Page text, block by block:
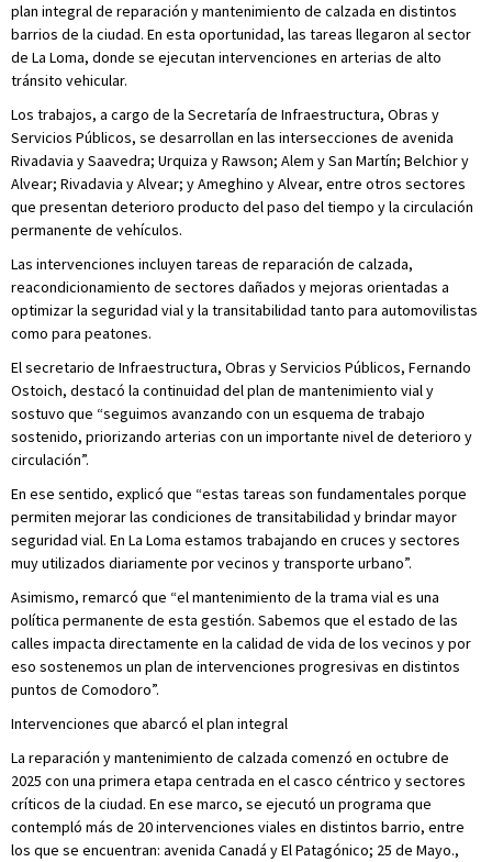
plan integral de reparación y mantenimiento de calzada en distintos
barrios de la ciudad. En esta oportunidad, las tareas llegaron al sector
de La Loma, donde se ejecutan intervenciones en arterias de alto
tránsito vehicular.
Los trabajos, a cargo de la Secretaría de Infraestructura, Obras y
Servicios Públicos, se desarrollan en las intersecciones de avenida
Rivadavia y Saavedra; Urquiza y Rawson; Alem y San Martín; Belchior y
Alvear; Rivadavia y Alvear; y Ameghino y Alvear, entre otros sectores
que presentan deterioro producto del paso del tiempo y la circulación
permanente de vehículos.
Las intervenciones incluyen tareas de reparación de calzada,
reacondicionamiento de sectores dañados y mejoras orientadas a
optimizar la seguridad vial y la transitabilidad tanto para automovilistas
como para peatones.
El secretario de Infraestructura, Obras y Servicios Públicos, Fernando
Ostoich, destacó la continuidad del plan de mantenimiento vial y
sostuvo que “seguimos avanzando con un esquema de trabajo
sostenido, priorizando arterias con un importante nivel de deterioro y
circulación”.
En ese sentido, explicó que “estas tareas son fundamentales porque
permiten mejorar las condiciones de transitabilidad y brindar mayor
seguridad vial. En La Loma estamos trabajando en cruces y sectores
muy utilizados diariamente por vecinos y transporte urbano”.
Asimismo, remarcó que “el mantenimiento de la trama vial es una
política permanente de esta gestión. Sabemos que el estado de las
calles impacta directamente en la calidad de vida de los vecinos y por
eso sostenemos un plan de intervenciones progresivas en distintos
puntos de Comodoro”.
Intervenciones que abarcó el plan integral
La reparación y mantenimiento de calzada comenzó en octubre de
2025 con una primera etapa centrada en el casco céntrico y sectores
críticos de la ciudad. En ese marco, se ejecutó un programa que
contempló más de 20 intervenciones viales en distintos barrio, entre
los que se encuentran: avenida Canadá y El Patagónico; 25 de Mayo.,